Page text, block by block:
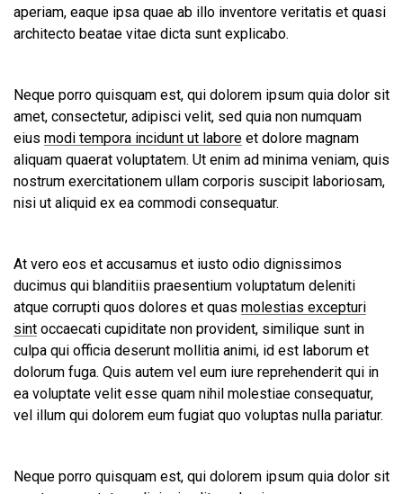
aperiam, eaque ipsa quae ab illo inventore veritatis et quasi
architecto beatae vitae dicta sunt explicabo.
Neque porro quisquam est, qui dolorem ipsum quia dolor sit
amet, consectetur, adipisci velit, sed quia non numquam
eius modi tempora incidunt ut labore et dolore magnam
aliquam quaerat voluptatem. Ut enim ad minima veniam, quis
nostrum exercitationem ullam corporis suscipit laboriosam,
nisi ut aliquid ex ea commodi consequatur.
At vero eos et accusamus et iusto odio dignissimos
ducimus qui blanditiis praesentium voluptatum deleniti
atque corrupti quos dolores et quas molestias excepturi
sint occaecati cupiditate non provident, similique sunt in
culpa qui officia deserunt mollitia animi, id est laborum et
dolorum fuga. Quis autem vel eum iure reprehenderit qui in
ea voluptate velit esse quam nihil molestiae consequatur,
vel illum qui dolorem eum fugiat quo voluptas nulla pariatur.
Neque porro quisquam est, qui dolorem ipsum quia dolor sit